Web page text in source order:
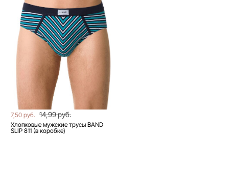
7,50 руб. 14,99 руб.
Хлопковые мужские трусы BAND
SLIP 811 (в коробке)